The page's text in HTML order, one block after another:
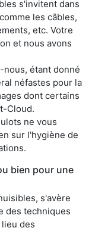
s'invitent dans
les câbles,
etc. Votre
et nous avons
nous, étant donné
néfastes pour la
dont certains
Cloud.
ne vous
sur l'hygiène de
bien pour une
s'avère
des techniques
des